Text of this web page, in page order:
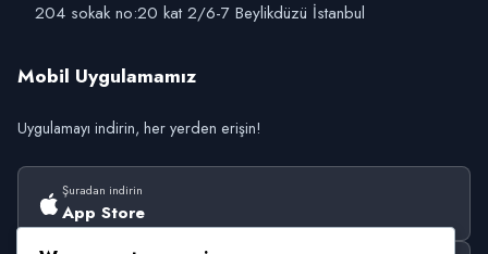
204 sokak no:20 kat 2/6-7 Beylikdüzü İstanbul
Mobil Uygulamamız
Uygulamayı indirin, her yerden erişin!
Şuradan indirin
App Store